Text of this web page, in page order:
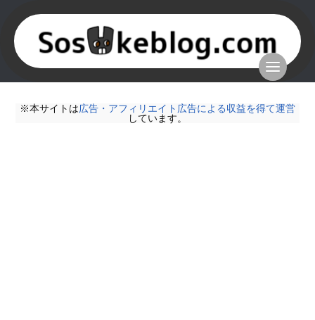
※本サイトは広告・アフィリエイト広告による収益を得て運営
しています。